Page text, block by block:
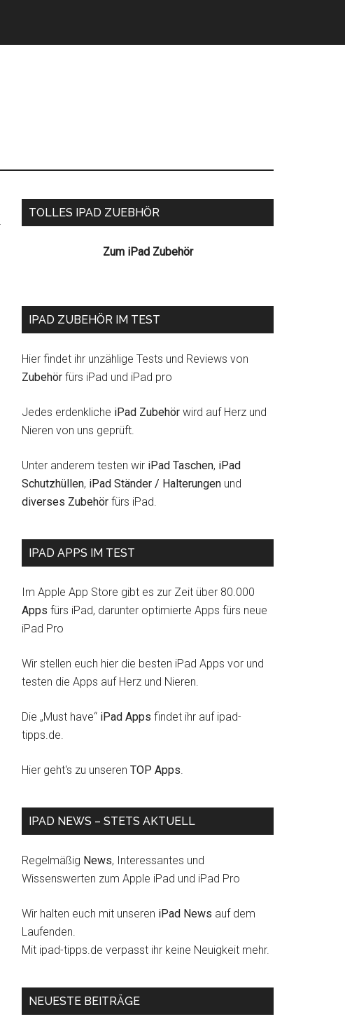
Seitenspalte
TOLLES IPAD ZUEBHÖR
Zum iPad Zubehör
IPAD ZUBEHÖR IM TEST
Hier findet ihr unzählige Tests und Reviews von
Zubehör fürs iPad und iPad pro
Jedes erdenkliche iPad Zubehör wird auf Herz und
Nieren von uns geprüft.
Unter anderem testen wir iPad Taschen, iPad
Schutzhüllen, iPad Ständer / Halterungen und
diverses Zubehör fürs iPad.
IPAD APPS IM TEST
Im Apple App Store gibt es zur Zeit über 80.000
Apps fürs iPad, darunter optimierte Apps fürs neue
iPad Pro
Wir stellen euch hier die besten iPad Apps vor und
testen die Apps auf Herz und Nieren.
Die „Must have“ iPad Apps findet ihr auf ipad-
tipps.de.
Hier geht's zu unseren TOP Apps.
IPAD NEWS – STETS AKTUELL
Regelmäßig News, Interessantes und
Wissenswerten zum Apple iPad und iPad Pro
Wir halten euch mit unseren iPad News auf dem
Laufenden.
Mit ipad-tipps.de verpasst ihr keine Neuigkeit mehr.
NEUESTE BEITRÄGE